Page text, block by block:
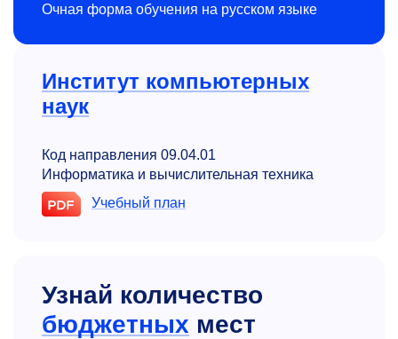
Очная форма обучения на русском языке
Институт компьютерных
наук
Код направления 09.04.01
Информатика и вычислительная техника
Учебный план
Узнай количество
бюджетных мест